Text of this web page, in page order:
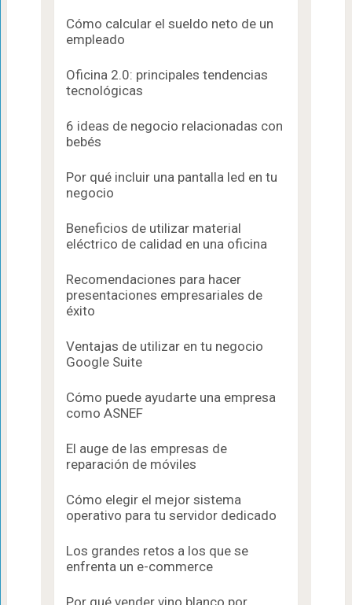
Cómo calcular el sueldo neto de un
empleado
Oficina 2.0: principales tendencias
tecnológicas
6 ideas de negocio relacionadas con
bebés
Por qué incluir una pantalla led en tu
negocio
Beneficios de utilizar material
eléctrico de calidad en una oficina
Recomendaciones para hacer
presentaciones empresariales de
éxito
Ventajas de utilizar en tu negocio
Google Suite
Cómo puede ayudarte una empresa
como ASNEF
El auge de las empresas de
reparación de móviles
Cómo elegir el mejor sistema
operativo para tu servidor dedicado
Los grandes retos a los que se
enfrenta un e-commerce